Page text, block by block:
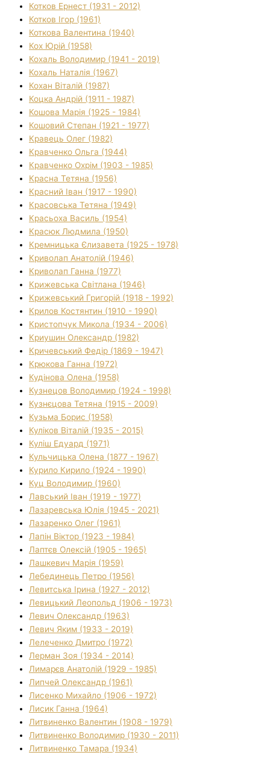
Котков Ернест (1931 - 2012)
Котков Ігор (1961)
Коткова Валентина (1940)
Кох Юрій (1958)
Кохаль Володимир (1941 - 2019)
Кохаль Наталія (1967)
Кохан Віталій (1987)
Коцка Андрій (1911 - 1987)
Кошова Марія (1925 - 1984)
Кошовий Степан (1921 - 1977)
Кравець Олег (1982)
Кравченко Ольга (1944)
Кравченко Охрім (1903 - 1985)
Красна Тетяна (1956)
Красний Іван (1917 - 1990)
Красовська Тетяна (1949)
Красьоха Василь (1954)
Красюк Людмила (1950)
Кремницька Єлизавета (1925 - 1978)
Криволап Анатолій (1946)
Криволап Ганна (1977)
Крижевська Світлана (1946)
Крижевський Григорій (1918 - 1992)
Крилов Костянтин (1910 - 1990)
Кристопчук Микола (1934 - 2006)
Криушин Олександр (1982)
Кричевський Федір (1869 - 1947)
Крюкова Ганна (1972)
Кудінова Олена (1958)
Кузнецов Володимир (1924 - 1998)
Кузнєцова Тетяна (1915 - 2009)
Кузьма Борис (1958)
Куліков Віталій (1935 - 2015)
Куліш Едуард (1971)
Кульчицька Олена (1877 - 1967)
Курило Кирило (1924 - 1990)
Куц Володимир (1960)
Лавський Іван (1919 - 1977)
Лазаревська Юлія (1945 - 2021)
Лазаренко Олег (1961)
Лапін Віктор (1923 - 1984)
Лаптєв Олексій (1905 - 1965)
Лашкевич Марія (1959)
Лебединець Петро (1956)
Левитська Ірина (1927 - 2012)
Левицький Леопольд (1906 - 1973)
Левич Олександр (1963)
Левич Яким (1933 - 2019)
Лелеченко Дмитро (1972)
Лерман Зоя (1934 - 2014)
Лимарєв Анатолій (1929 - 1985)
Липчей Олександр (1961)
Лисенко Михайло (1906 - 1972)
Лисик Ганна (1964)
Литвиненко Валентин (1908 - 1979)
Литвиненко Володимир (1930 - 2011)
Литвиненко Тамара (1934)